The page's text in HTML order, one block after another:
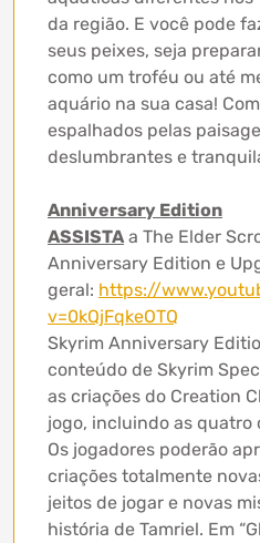
da região. E você pode
seus peixes, seja
como um troféu ou até
aquário na sua casa!
espalhados pelas
deslumbrantes e
Anniversary Edition
ASSISTAa The Elder
Anniversary Edition e
geral: https://
v=0kQjFqkeOTQ
Skyrim Anniversary
conteúdo de Skyrim
as criações do Creation
jogo, incluindo as quatro
Os jogadores poderão
criações totalmente
jeitos de jogar e novas
história de Tamriel. Em